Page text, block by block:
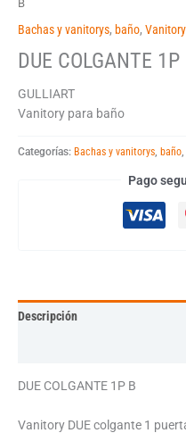
B
Bachas y vanitorys, baño,
DUE COLGANTE 1P
GULLIART
Vanitory para baño
Categorías: Bachas y vanitorys baño
Pago
Descripción
DUE COLGANTE 1P B
Vanitory DUE colgante 1